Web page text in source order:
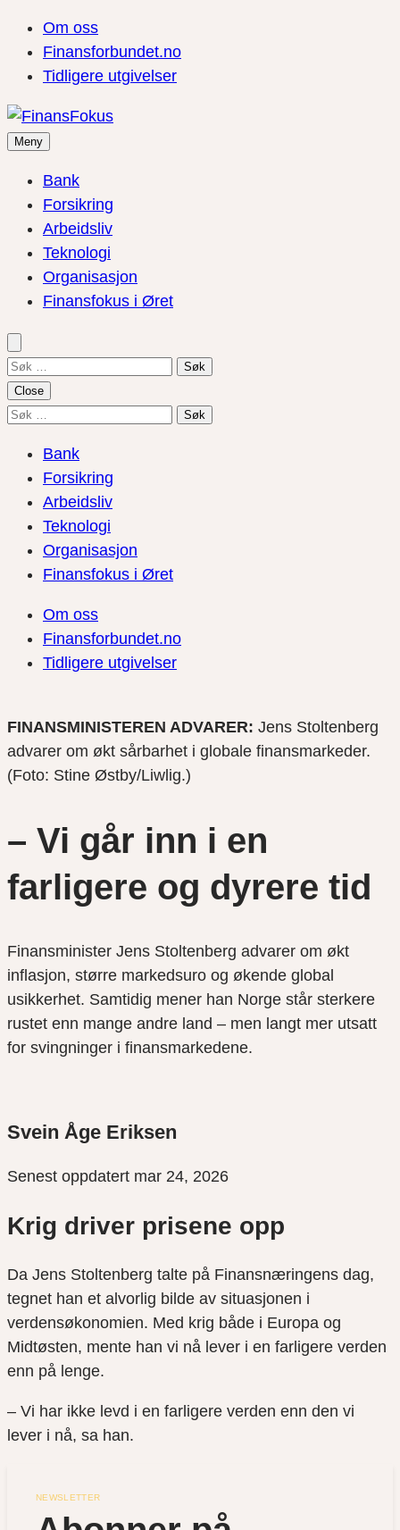
Om oss
Finansforbundet.no
Tidligere utgivelser
Meny
Bank
Forsikring
Arbeidsliv
Teknologi
Organisasjon
Finansfokus i Øret
Søk
etter:
Close
Søk
Bank
Forsikring
Arbeidsliv
Teknologi
Organisasjon
Finansfokus i Øret
Om oss
Finansforbundet.no
Tidligere utgivelser
FINANSMINISTEREN ADVARER: Jens Stoltenberg
advarer om økt sårbarhet i globale finansmarkeder.
(Foto: Stine Østby/Liwlig.)
– Vi går inn i en
farligere og dyrere tid
Finansminister Jens Stoltenberg advarer om økt
inflasjon, større markedsuro og økende global
usikkerhet. Samtidig mener han Norge står sterkere
rustet enn mange andre land – men langt mer utsatt
for svingninger i finansmarkedene.
Svein Åge Eriksen
Senest oppdatert mar 24, 2026
Krig driver prisene opp
Da Jens Stoltenberg talte på Finansnæringens dag,
tegnet han et alvorlig bilde av situasjonen i
verdensøkonomien. Med krig både i Europa og
Midtøsten, mente han vi nå lever i en farligere verden
enn på lenge.
– Vi har ikke levd i en farligere verden enn den vi
lever i nå, sa han.
NEWSLETTER